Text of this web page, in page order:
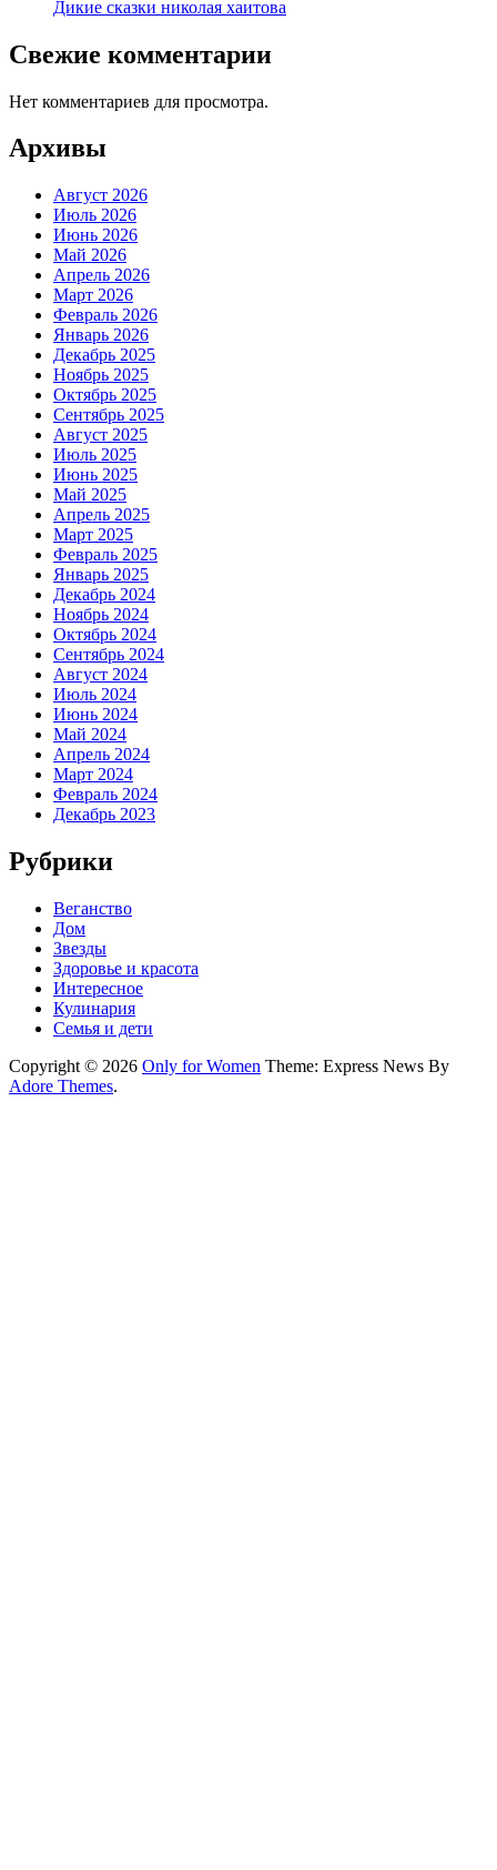
Дикие сказки николая хаитова
Свежие комментарии
Нет комментариев для просмотра.
Архивы
Август 2026
Июль 2026
Июнь 2026
Май 2026
Апрель 2026
Март 2026
Февраль 2026
Январь 2026
Декабрь 2025
Ноябрь 2025
Октябрь 2025
Сентябрь 2025
Август 2025
Июль 2025
Июнь 2025
Май 2025
Апрель 2025
Март 2025
Февраль 2025
Январь 2025
Декабрь 2024
Ноябрь 2024
Октябрь 2024
Сентябрь 2024
Август 2024
Июль 2024
Июнь 2024
Май 2024
Апрель 2024
Март 2024
Февраль 2024
Декабрь 2023
Рубрики
Веганство
Дом
Звезды
Здоровье и красота
Интересное
Кулинария
Семья и дети
Copyright © 2026 Only for Women Theme: Express News By
Adore Themes.